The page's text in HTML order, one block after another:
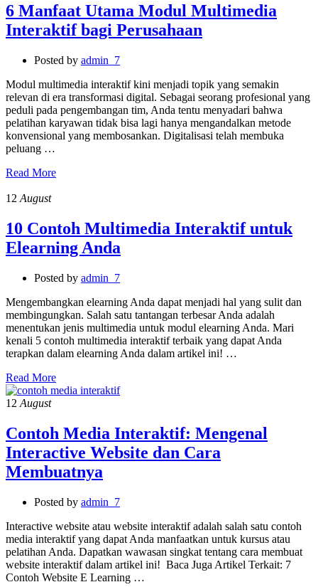
6 Manfaat Utama Modul Multimedia
Interaktif bagi Perusahaan
Posted by admin_7
Modul multimedia interaktif kini menjadi topik yang semakin
relevan di era transformasi digital. Sebagai seorang profesional yang
peduli pada pengembangan tim, Anda tentu menyadari bahwa
pelatihan karyawan tidak bisa lagi hanya mengandalkan metode
konvensional yang membosankan. Digitalisasi telah membuka
peluang …
Read More
12 August
10 Contoh Multimedia Interaktif untuk
Elearning Anda
Posted by admin_7
Mengembangkan elearning Anda dapat menjadi hal yang sulit dan
membingungkan. Salah satu tantangan terbesar Anda adalah
menentukan jenis multimedia untuk modul elearning Anda. Mari
kenali 5 contoh multimedia interaktif terbaik yang dapat Anda
terapkan dalam elearning Anda dalam artikel ini! …
Read More
12 August
Contoh Media Interaktif: Mengenal
Interactive Website dan Cara
Membuatnya
Posted by admin_7
Interactive website atau website interaktif adalah salah satu contoh
media interaktif yang dapat Anda manfaatkan untuk kursus atau
pelatihan Anda. Dapatkan wawasan singkat tentang cara membuat
website interaktif dalam artikel ini! Baca Juga Artikel Terkait: 7
Contoh Website E Learning …